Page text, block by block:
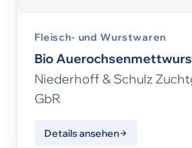
Fleisch- und Wurstwaren
Bio
Niederhoff & Schulz
GbR
Details ansehen